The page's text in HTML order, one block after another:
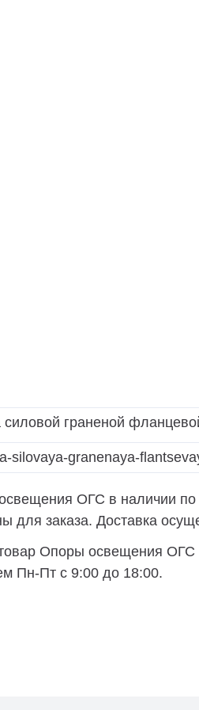
граненой
ОГС в наличии по
для заказа. Доставка
Опоры освещения ОГС
Пн-Пт с 9:00 до 18:00.